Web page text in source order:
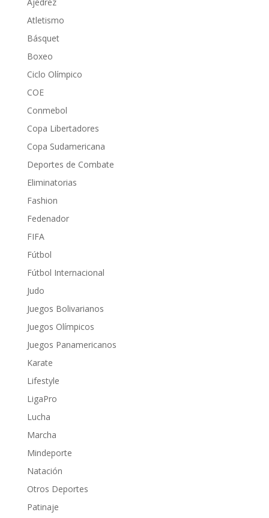
Atletismo
Básquet
Boxeo
Ciclo Olímpico
COE
Conmebol
Copa Libertadores
Copa Sudamericana
Deportes de Combate
Eliminatorias
Fashion
Fedenador
FIFA
Fútbol
Fútbol Internacional
Judo
Juegos Bolivarianos
Juegos Olímpicos
Juegos Panamericanos
Karate
Lifestyle
LigaPro
Lucha
Marcha
Mindeporte
Natación
Otros Deportes
Patinaje